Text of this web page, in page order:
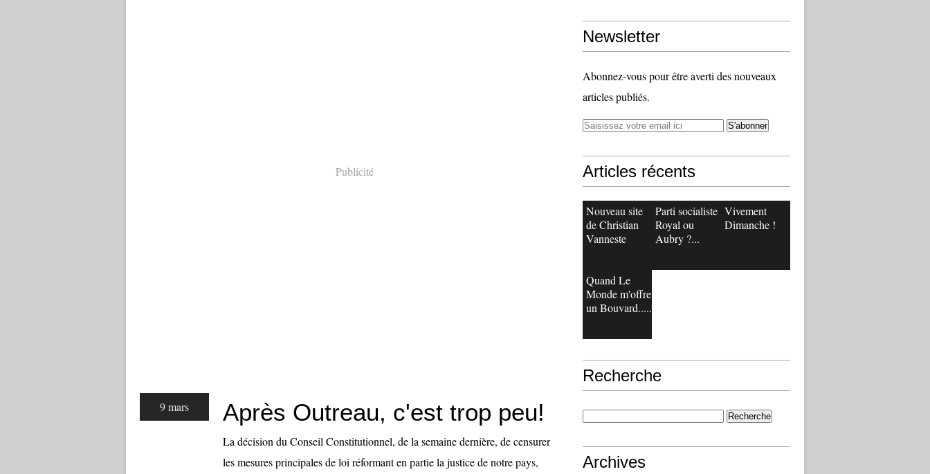
Publicité
9 mars Après Outreau, c'est trop peu!
La décision du Conseil Constitutionnel, de la semaine dernière, de censurer
les mesures principales de loi réformant en partie la justice de notre pays,
Newsletter
Abonnez-vous pour être averti des nouveaux
articles publiés.
Articles récents
Nouveau site
de Christian
Vanneste
Parti socialiste :
Royal ou
Aubry ?...
Vivement
Dimanche !
Quand Le
Monde m'offre
un Bouvard.....
Recherche
Archives